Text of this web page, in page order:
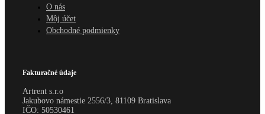
O nás
Môj účet
Obchodné podmienky
Fakturačné údaje
Artrent s.r.o
Jakubovo námestie 2556/3, 81109 Bratislava
IČO: 50530461